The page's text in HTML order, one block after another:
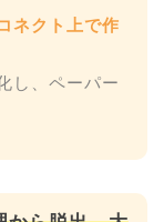
ネクト上で作
し、ペーパー